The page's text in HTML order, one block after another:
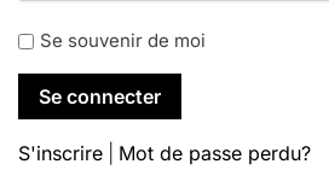
Se souvenir de moi
S'inscrire Mot de passe perdu?